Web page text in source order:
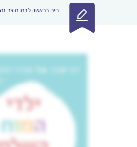
היה הראשון לדרג מוצר זה